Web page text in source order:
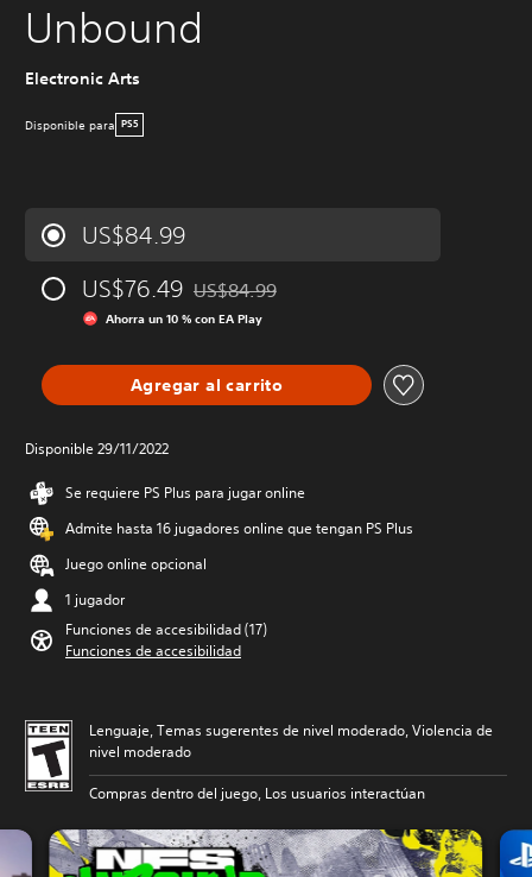
Unbound
Electronic Arts
Disponible para PS5
US$84.99
US$76.49 Rebajado del precio original de US$84.99
US$84.99
Ahorra un 10 % con EA Play
Agregar al carrito
Disponible 29/11/2022
Se requiere PS Plus para jugar online
Admite hasta 16 jugadores online que tengan PS Plus
Juego online opcional
1 jugador
Funciones de accesibilidad (17)
Funciones de accesibilidad
Lenguaje, Temas sugerentes de nivel moderado, Violencia de
nivel moderado
Compras dentro del juego, Los usuarios interactúan